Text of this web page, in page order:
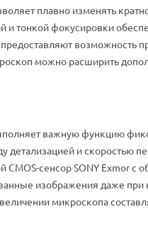
плавно изменять
тонкой фокусировки
возможность
можно расширить
важную функцию
и скоростью
сенсор SONY Exmor
изображения даже
микроскопа